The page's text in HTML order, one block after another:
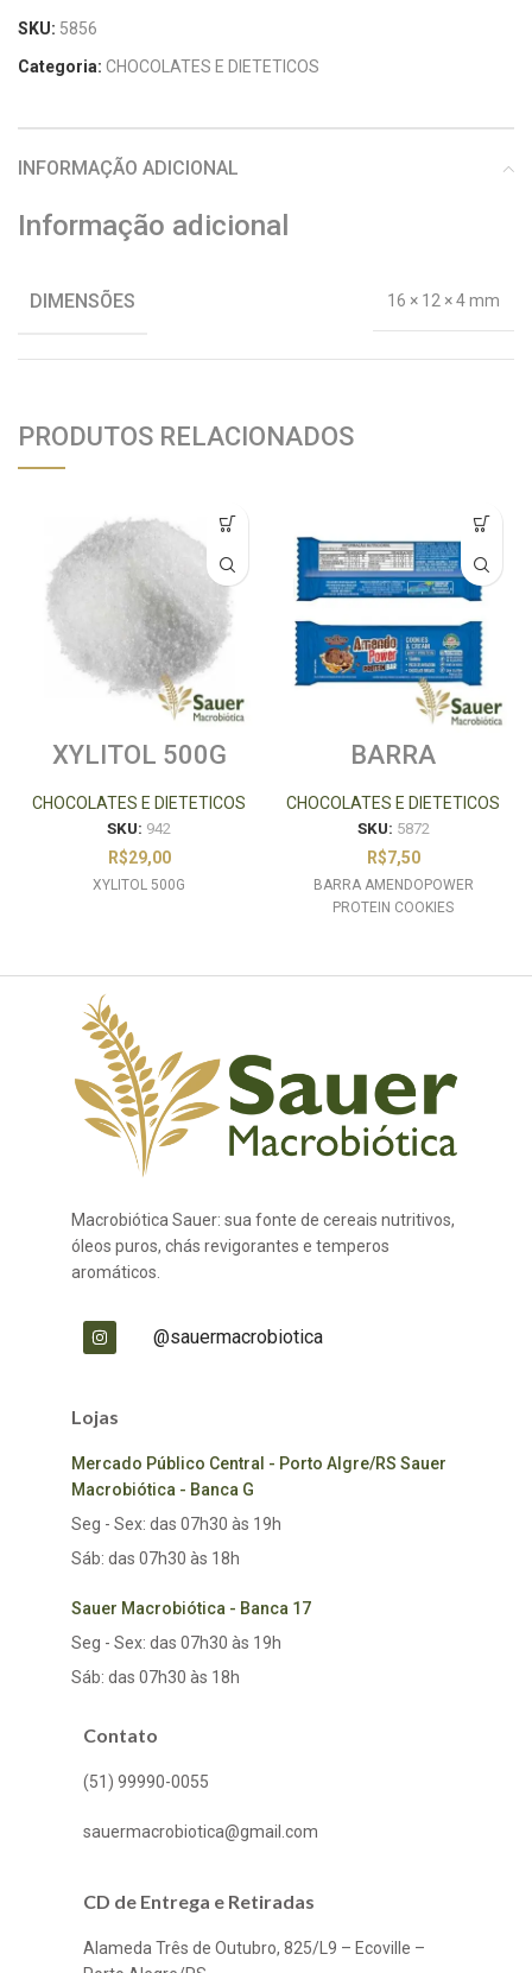
SKU: 5856
Categoria: CHOCOLATES E DIETETICOS
INFORMAÇÃO ADICIONAL
Informação adicional
DIMENSÕES 16 × 12 × 4 mm
PRODUTOS RELACIONADOS
XYLITOL 500G
CHOCOLATES E DIETETICOS
SKU: 942
R$29,00
XYLITOL 500G
BARRA
PROTEIN
COOKIES
CHOCOLATES E DIETETICOS
SKU: 5872
R$7,50
BARRA AMENDOPOWER
PROTEIN COOKIES
Macrobiótica Sauer: sua fonte de cereais nutritivos,
óleos puros, chás revigorantes e temperos
aromáticos.
@sauermacrobiotica
Lojas
Mercado Público Central - Porto Algre/RS Sauer
Macrobiótica - Banca G
Seg - Sex: das 07h30 às 19h
Sáb: das 07h30 às 18h
Sauer Macrobiótica - Banca 17
Seg - Sex: das 07h30 às 19h
Sáb: das 07h30 às 18h
Contato
(51) 99990-0055
sauermacrobiotica@gmail.com
CD de Entrega e Retiradas
Alameda Três de Outubro, 825/L9 – Ecoville –